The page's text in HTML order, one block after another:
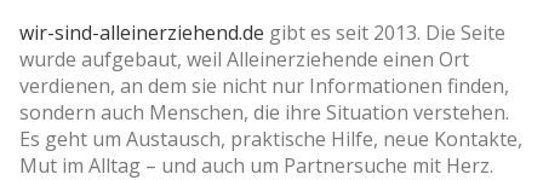
wir-sind-alleinerziehend.de gibt es seit 2013. Die Seite
wurde aufgebaut, weil Alleinerziehende einen Ort
verdienen, an dem sie nicht nur Informationen finden,
sondern auch Menschen, die ihre Situation verstehen.
Es geht um Austausch, praktische Hilfe, neue Kontakte,
Mut im Alltag – und auch um Partnersuche mit Herz.